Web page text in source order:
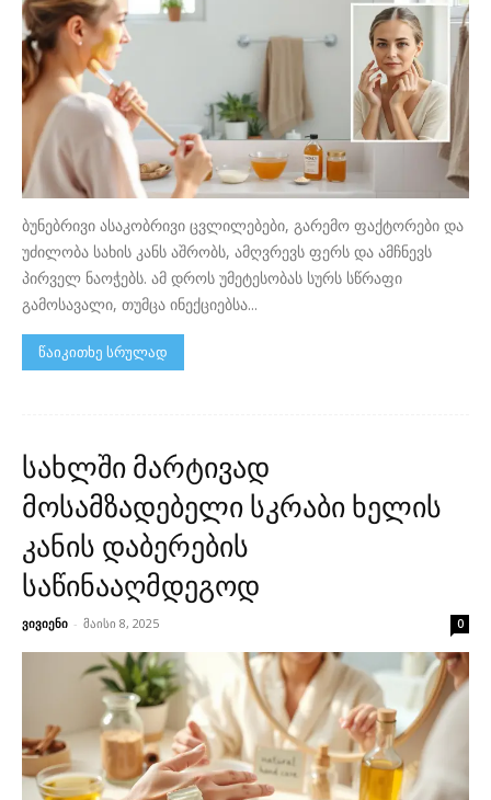
ბუნებრივი ასაკობრივი ცვლილებები, გარემო ფაქტორები და
უძილობა სახის კანს აშრობს, ამღვრევს ფერს და ამჩნევს
პირველ ნაოჭებს. ამ დროს უმეტესობას სურს სწრაფი
გამოსავალი, თუმცა ინექციებსა...
წაიკითხე სრულად
სახლში მარტივად
მოსამზადებელი სკრაბი ხელის
კანის დაბერების
საწინააღმდეგოდ
ვივიენი - მაისი 8, 2025 0